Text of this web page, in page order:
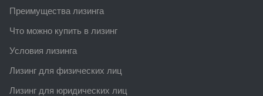
Преимущества лизинга
Что можно купить в лизинг
Условия лизинга
Лизинг для физических лиц
Лизинг для юридических лиц